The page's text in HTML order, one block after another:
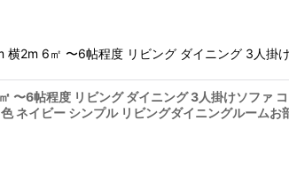
横2m 6㎡ 〜6帖程度 リビング ダイニング 3人
〜6帖程度 リビング ダイニング 3人掛けソファ
色 ネイビー シンプル リビングダイニングルー